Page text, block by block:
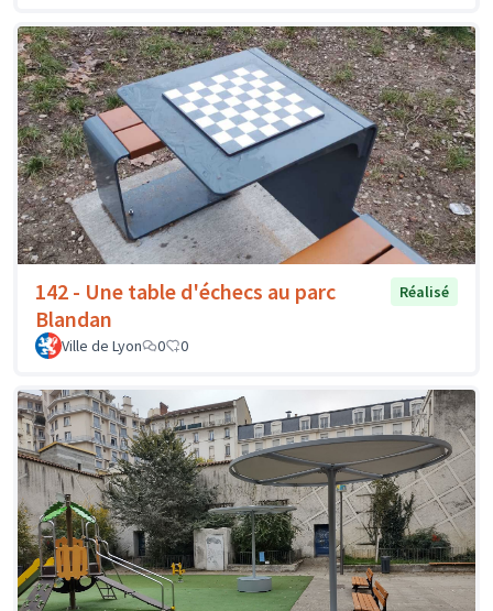
142 - Une table d'échecs au parc
Blandan
Réalisé
Ville de Lyon 0 0